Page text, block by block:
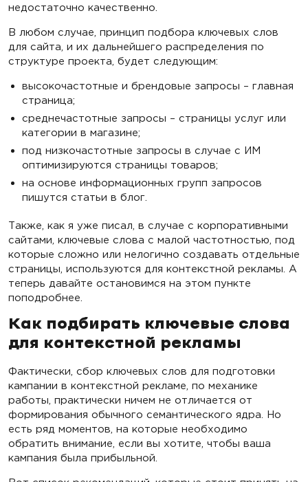
недостаточно качественно.
В любом случае, принцип подбора ключевых слов
для сайта, и их дальнейшего распределения по
структуре проекта, будет следующим:
высокочастотные и брендовые запросы – главная
страница;
среднечастотные запросы – страницы услуг или
категории в магазине;
под низкочастотные запросы в случае с ИМ
оптимизируются страницы товаров;
на основе информационных групп запросов
пишутся статьи в блог.
Также, как я уже писал, в случае с корпоративными
сайтами, ключевые слова с малой частотностью, под
которые сложно или нелогично создавать отдельные
страницы, используются для контекстной рекламы. А
теперь давайте остановимся на этом пункте
поподробнее.
Как подбирать ключевые слова
для контекстной рекламы
Фактически, сбор ключевых слов для подготовки
кампании в контекстной рекламе, по механике
работы, практически ничем не отличается от
формирования обычного семантического ядра. Но
есть ряд моментов, на которые необходимо
обратить внимание, если вы хотите, чтобы ваша
кампания была прибыльной.